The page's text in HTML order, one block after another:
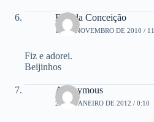
Baú da Conceição
15 DE NOVEMBRO DE 2010 /
Fiz e adorei.
Beijinhos
Anonymous
28 DE JANEIRO DE 2012 / 0:10